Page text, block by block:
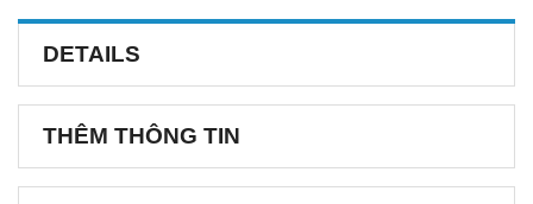
DETAILS
THÊM THÔNG TIN